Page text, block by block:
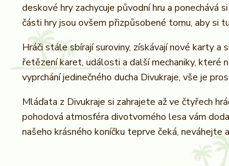
deskové hry zachycuje původní hru a ponechává
části hry jsou ovšem přizpůsobené tomu, aby si
Hráči stále sbírají suroviny, získávají nové karty
řetězení karet, události a další mechaniky, které
vyprchání jedinečného ducha Divukraje, vše je
Mláďata z Divukraje si zahrajete až ve čtyřech
pohodová atmosféra divotvorného lesa vám
našeho krásného koníčku teprve čeká,